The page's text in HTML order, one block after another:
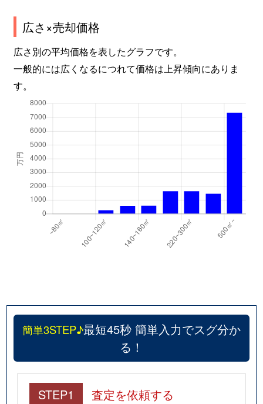
広さ×売却価格
広さ別の平均価格を表したグラフです。
一般的には広くなるにつれて価格は上昇傾向にありま
す。
簡単3STEP♪最短45秒 簡単入力でスグ分か
る！
STEP1 査定を依頼する